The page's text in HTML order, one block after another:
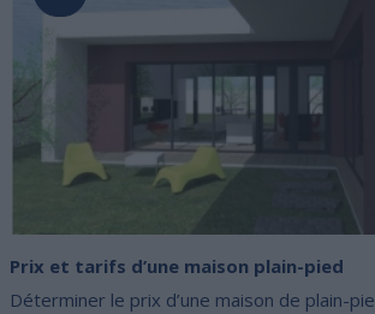
Prix et tarifs d’une maison plain-pied
Déterminer le prix d’une maison de plain-